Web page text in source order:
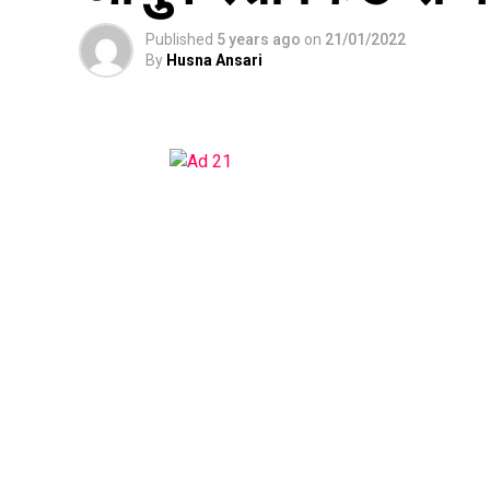
Published 5 years ago on 21/01/2022
By Husna Ansari